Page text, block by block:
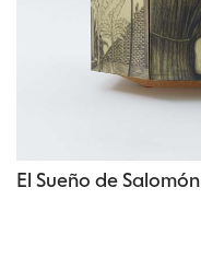
El Sueño de Salomón